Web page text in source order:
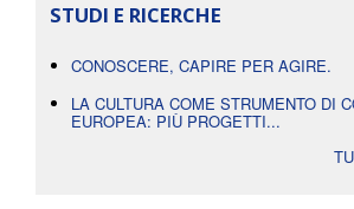
STUDI E RICERCHE
CONOSCERE, CAPIRE PER AGIRE.
LA CULTURA COME STRUMENTO DI
EUROPEA: PIÙ PROGETTI...